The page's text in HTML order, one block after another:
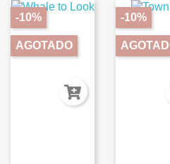
-10%
AGOTADO
-10%